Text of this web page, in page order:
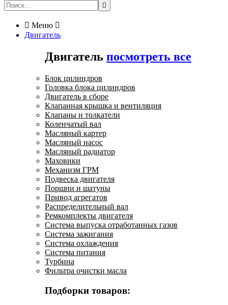

 Меню 
Двигатель
Двигатель посмотреть все
Блок цилиндров
Головка блока цилиндров
Двигатель в сборе
Клапанная крышка и вентиляция
Клапаны и толкатели
Коленчатый вал
Масляный картер
Масляный насос
Масляный радиатор
Маховики
Механизм ГРМ
Подвеска двигателя
Поршни и шатуны
Привод агрегатов
Распределительный вал
Ремкомплекты двигателя
Система выпуска отработанных газов
Система зажигания
Система охлаждения
Система питания
Турбина
Фильтра очистки масла
Подборки товаров: